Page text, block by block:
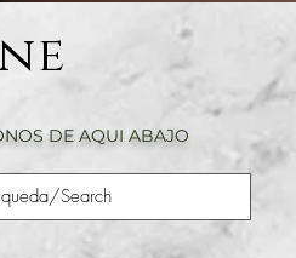
DE AQUI ABAJO